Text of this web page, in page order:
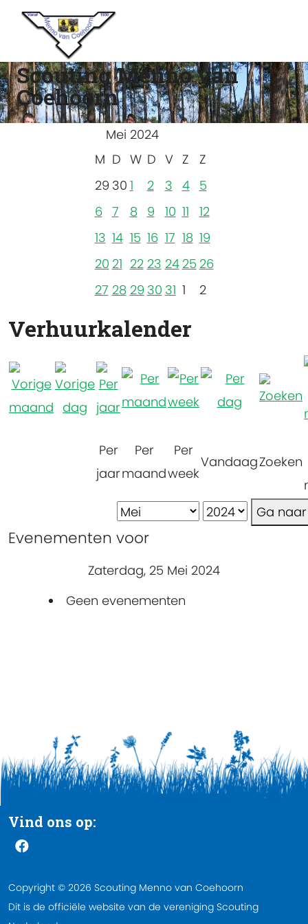
Scouting Menno van
Coehoorn
Mei 2024
M D W D V Z
Z
29 30 1 2 3 4
5
6 7 8 9 10 11
12
13 14 15 16 17 18 19
20 21 22 23 24 25 26
27 28 29 30 31 1 2
Verhuurkalender
Per
jaar
Per
maand
Per
week
VandaagZoeken
Ga
Evenementen voor
Zaterdag, 25 Mei 2024
Geen evenementen
Vind ons op:
Copyright © 2026 Scouting Menno van Coehoorn
Dit is de officiële website van de vereniging Scouting